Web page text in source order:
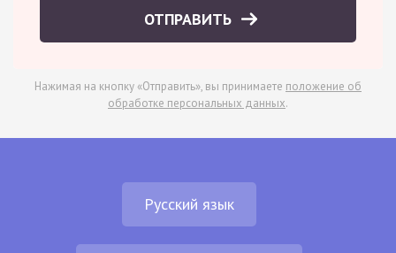
ОТПРАВИТЬ
Нажимая на кнопку «Отправить», вы принимаете положение об
обработке персональных данных.
Русский язык